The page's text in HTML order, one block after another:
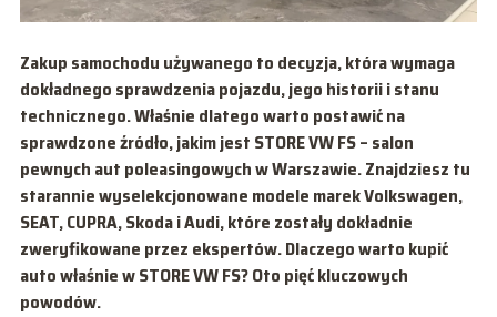
Zakup samochodu używanego to decyzja, która wymaga
dokładnego sprawdzenia pojazdu, jego historii i stanu
technicznego. Właśnie dlatego warto postawić na
sprawdzone źródło, jakim jest STORE VW FS – salon
pewnych aut poleasingowych w Warszawie. Znajdziesz tu
starannie wyselekcjonowane modele marek Volkswagen,
SEAT, CUPRA, Skoda i Audi, które zostały dokładnie
zweryfikowane przez ekspertów. Dlaczego warto kupić
auto właśnie w STORE VW FS? Oto pięć kluczowych
powodów.